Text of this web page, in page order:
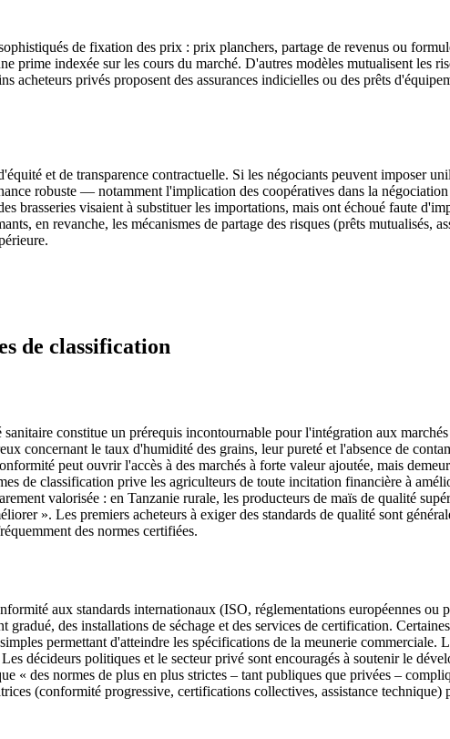
de fixation des prix : prix planchers, partage de revenus ou
prime indexée sur les cours du marché. D'autres modèles mutualisent les
acheteurs privés proposent des assurances indicielles ou des prêts
et de transparence contractuelle. Si les négociants peuvent imposer
robuste — notamment l'implication des coopératives dans la
brasseries visaient à substituer les importations, mais ont échoué faute
en revanche, les mécanismes de partage des risques (prêts mutualisés,
de classification
constitue un prérequis incontournable pour l'intégration aux
concernant le taux d'humidité des grains, leur pureté et l'absence de
peut ouvrir l'accès à des marchés à forte valeur ajoutée, mais
de classification prive les agriculteurs de toute incitation financière à
valorisée : en Tanzanie rurale, les producteurs de maïs de qualité
». Les premiers acheteurs à exiger des standards de qualité sont
des normes certifiées.
aux standards internationaux (ISO, réglementations européennes
gradué, des installations de séchage et des services de certification.
permettant d'atteindre les spécifications de la meunerie
décideurs politiques et le secteur privé sont encouragés à soutenir le
« des normes de plus en plus strictes – tant publiques que privées –
(conformité progressive, certifications collectives, assistance